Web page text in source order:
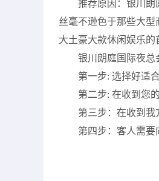
推荐原因：银川朗
丝毫不逊色于那些大
大土豪大款休闲娱乐的
银川朗庭国际夜总
第一步: 选择好适
第二步: 在收到您
第三步：在收到我
第四步：客人需要